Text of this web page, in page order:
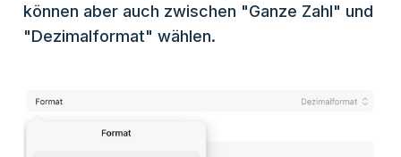
können aber auch zwischen "Ganze Zahl" und
"Dezimalformat" wählen.